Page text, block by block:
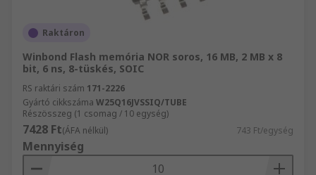
Raktáron
Winbond Flash memória NOR soros, 16 MB, 2 MB x 8
bit, 6 ns, 8-tüskés, SOIC
RS raktári szám 171-2226
Gyártó cikkszáma W25Q16JVSSIQ/TUBE
Részösszeg (1 csomag / 10 egység)
7428 Ft(ÁFA nélkül) 743 Ft/egység
Mennyiség